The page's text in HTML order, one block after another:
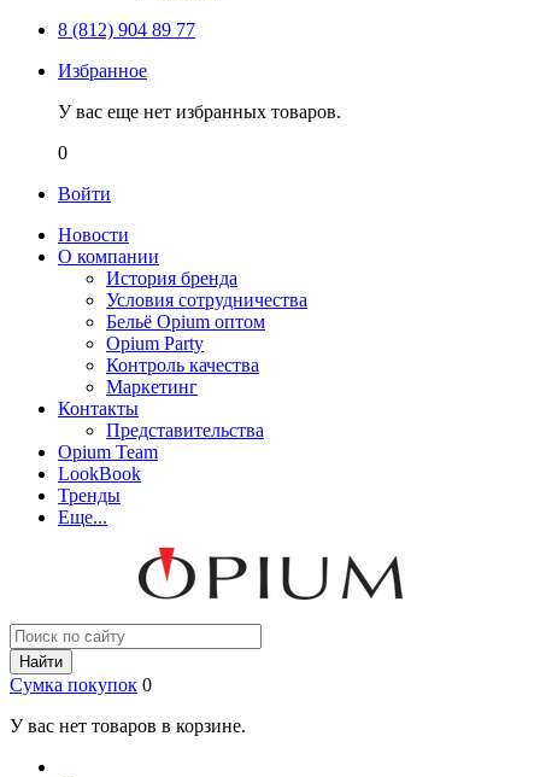
8 (812) 904 89 77
Избранное
У вас еще нет избранных товаров.
0
Войти
Новости
О компании
История бренда
Условия сотрудничества
Бельё Opium оптом
Opium Party
Контроль качества
Маркетинг
Контакты
Представительства
Opium Team
LookBook
Тренды
Еще...
Найти
Сумка покупок 0
У вас нет товаров в корзине.